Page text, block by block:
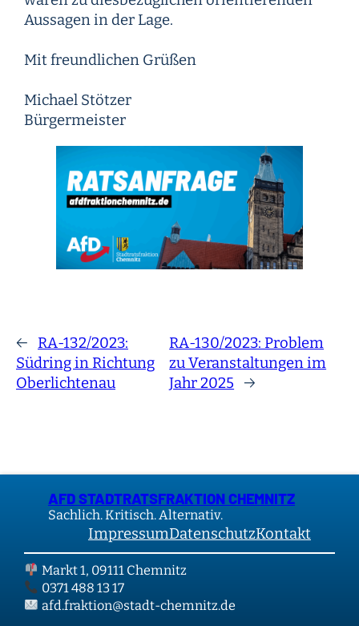
Aussagen in der Lage.
Mit freundlichen Grüßen
Michael Stötzer
Bürgermeister
←
RA-132/2023:
Südring in Richtung
Oberlichtenau
RA-130/2023: Problem
zu Veranstaltungen im
Jahr 2025
→
AFD STADTRATSFRAKTION CHEMNITZ
Sachlich. Kritisch. Alternativ.
ImpressumDatenschutzKontakt
Markt 1, 09111 Chemnitz
0371 488 13 17
afd.fraktion@stadt-chemnitz.de